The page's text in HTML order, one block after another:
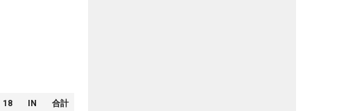
18 IN 合計